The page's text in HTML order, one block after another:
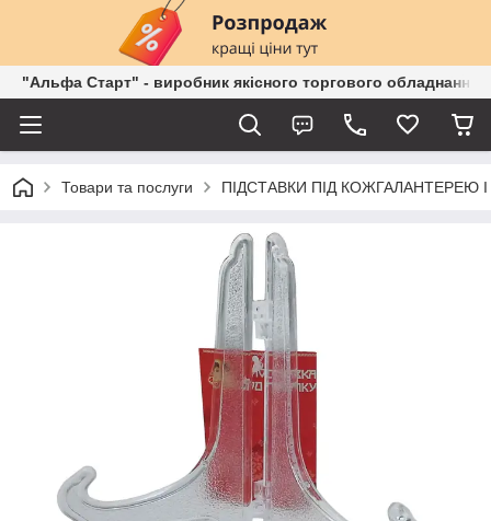
"Альфа Старт" - виробник якісного торгового обладнання
Товари та послуги ПІДСТАВКИ ПІД КОЖГАЛАНТЕРЕЮ